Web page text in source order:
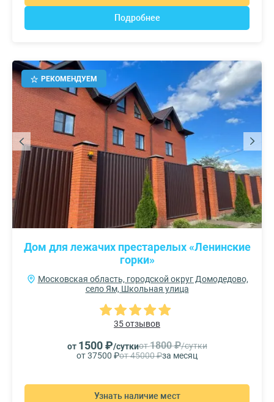
Подробнее
РЕКОМЕНДУЕМ
Дом для лежачих престарелых «Ленинские
горки»
Московская область, городской округ Домодедово,
село Ям, Школьная улица
35 отзывов
от 1500 ₽/суткиот1800 ₽/сутки
от 37500 ₽от 45000 ₽за месяц
Узнать наличие мест